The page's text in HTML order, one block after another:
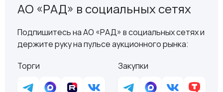
АО «РАД» в социальных сетях
Подпишитесь на АО «РАД» в социальных сетях и
держите руку на пульсе аукционного рынка:
Торги
Закупки